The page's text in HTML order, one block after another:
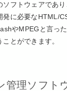
ソフトウェアであ
発に必要なHTML/
やMPEGと言っ
とができます。
管理ソフト